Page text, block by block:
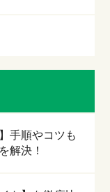
手順やコツも
解決！